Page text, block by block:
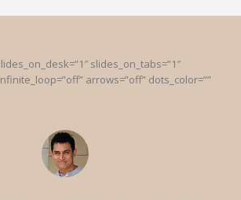
slides_on_tabs=”1″
arrows=”off” dots_color=””